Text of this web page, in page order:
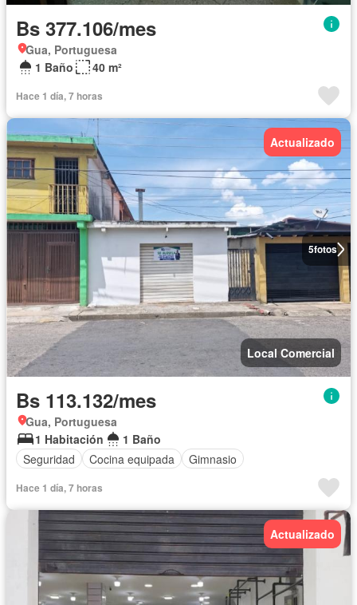
Bs 377.106/mes
Gua, Portuguesa
1 Baño
40 m²
Hace 1 día, 7 horas
5fotos
Actualizado
Local Comercial
Bs 113.132/mes
Gua, Portuguesa
1 Habitación
1 Baño
Seguridad
Cocina equipada Gimnasio
Hace 1 día, 7 horas
Actualizado